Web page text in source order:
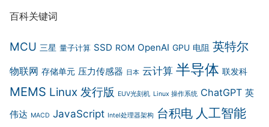
百科关键词
MCU 三星 量子计算 SSD ROM OpenAI GPU 电阻 英特尔
物联网 存储单元 压力传感器 日本 云计算 半导体 联发科
MEMS Linux 发行版 EUV光刻机 Linux 操作系统 ChatGPT 英
伟达 MACD JavaScript Intel处理器架构 台积电 人工智能